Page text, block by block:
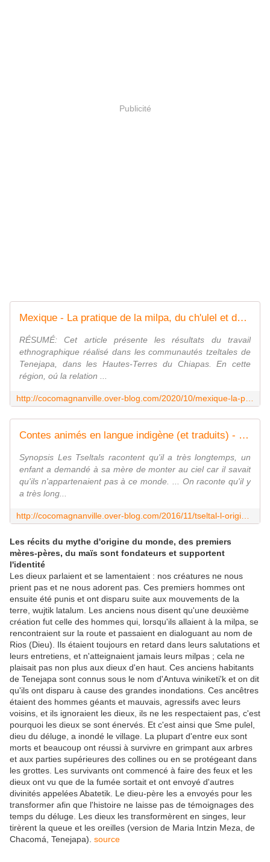
Publicité
Mexique - La pratique de la milpa, du ch'ulel et du maïs comme éléments d'articulation de la cosmovision sur la nature chez les Tzeltales de Tenejapa dans les Altos de Chiapas - coco Magnanville
RÉSUMÉ: Cet article présente les résultats du travail
ethnographique réalisé dans les communautés tzeltales de
Tenejapa, dans les Hautes-Terres du Chiapas. En cette
région, oú la relation ...
Contes animés en langue indigène (et traduits) - Les Tseltales- L'origine du Soleil et de la Lune - coco Magnanville
Synopsis Les Tseltals racontent qu'il a très longtemps, un
enfant a demandé à sa mère de monter au ciel car il savait
qu'ils n'appartenaient pas à ce monde. ... On raconte qu'il y
a très long...
Les récits du mythe d'origine du monde, des premiers
mères-pères, du maïs sont fondateurs et supportent
l'identité
Les dieux parlaient et se lamentaient : nos créatures ne nous
prient pas et ne nous adorent pas. Ces premiers hommes ont
ensuite été punis et ont disparu suite aux mouvements de la
terre, wujtik latalum. Les anciens nous disent qu'une deuxième
création fut celle des hommes qui, lorsqu'ils allaient à la milpa, se
rencontraient sur la route et passaient en dialoguant au nom de
Rios (Dieu). Ils étaient toujours en retard dans leurs salutations et
leurs entretiens, et n'atteignaient jamais leurs milpas ; cela ne
plaisait pas non plus aux dieux d'en haut. Ces anciens habitants
de Tenejapa sont connus sous le nom d'Antuva winiketi'k et on dit
qu'ils ont disparu à cause des grandes inondations. Ces ancêtres
étaient des hommes géants et mauvais, agressifs avec leurs
voisins, et ils ignoraient les dieux, ils ne les respectaient pas, c'est
pourquoi les dieux se sont énervés. Et c'est ainsi que Sme pulel,
dieu du déluge, a inondé le village. La plupart d'entre eux sont
morts et beaucoup ont réussi à survivre en grimpant aux arbres
et aux parties supérieures des collines ou en se protégeant dans
les grottes. Les survivants ont commencé à faire des feux et les
dieux ont vu que de la fumée sortait et ont envoyé d'autres
divinités appelées Abatetik. Le dieu-père les a envoyés pour les
transformer afin que l'histoire ne laisse pas de témoignages des
temps du déluge. Les dieux les transformèrent en singes, leur
tirèrent la queue et les oreilles (version de Maria Intzin Meza, de
Chacomá, Tenejapa). source